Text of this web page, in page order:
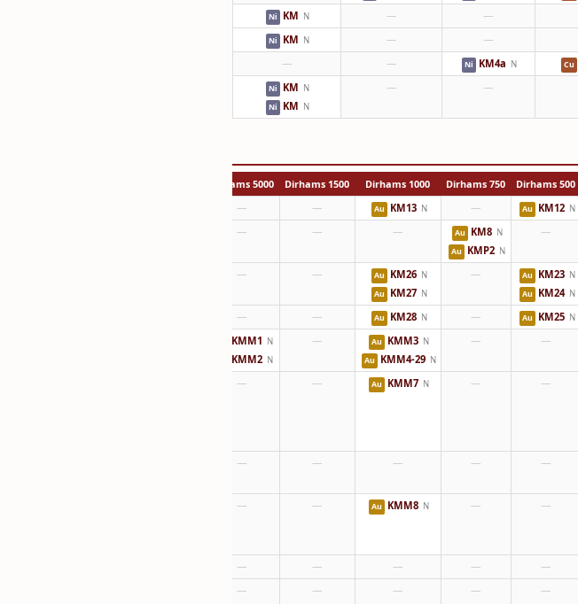
—
—
KM N
Ni
—
—
KM N
Ni
Cu
KM4a N
Ni
—
—
—
—
KM N
Ni
KM N
Ni
500 Dirhams
750 Dirhams
1000 Dirhams
1500 Dirhams
5000 Dirhams
KM12 N
Au
—
KM13 N
Au
—
—
—
KM8 N
Au
KMP2 N
Au
—
—
—
KM23 N
Au
KM24 N
Au
—
KM26 N
Au
KM27 N
Au
—
—
KM25 N
Au
—
KM28 N
Au
—
—
—
—
KMM3 N
Au
KMM4-29 N
Au
—
KMM1 N
KMM2 N
—
—
KMM7 N
Au
—
—
—
—
—
—
—
—
—
KMM8 N
Au
—
—
—
—
—
—
—
—
—
—
—
—